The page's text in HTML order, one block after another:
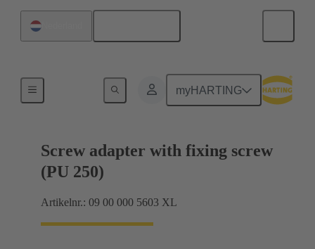
myHARTING
Afschermingsframe, grijpframes
Screw adapter with fixing screw
(PU 250)
Artikelnr.: 09 00 000 5603 XL